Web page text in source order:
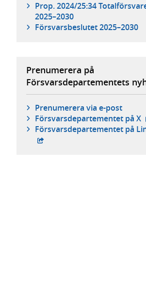
Prop. 2024/25:34
2025–2030
Försvarsbeslutet 2025–2030
Prenumerera på
Försvarsdepartementets
Prenumerera via e-post
Försvars­departementet på X
Försvars­departementet på